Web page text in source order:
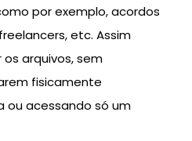
por exemplo, acordos
etc. Assim
arquivos, sem
fisicamente
ou acessando só um